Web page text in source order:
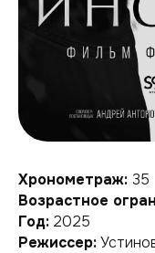
Хронометраж: 35
Возрастное
Год: 2025
Режиссер: